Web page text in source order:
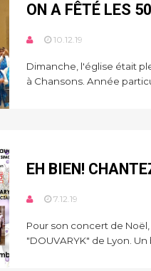
ON A FÊTÉ LES
10.12.19
Dimanche, l'église était
à Chansons. Année
EH BIEN!
7.12.19
Pour son concert de
"DOUVARYK" de Lyon. Un